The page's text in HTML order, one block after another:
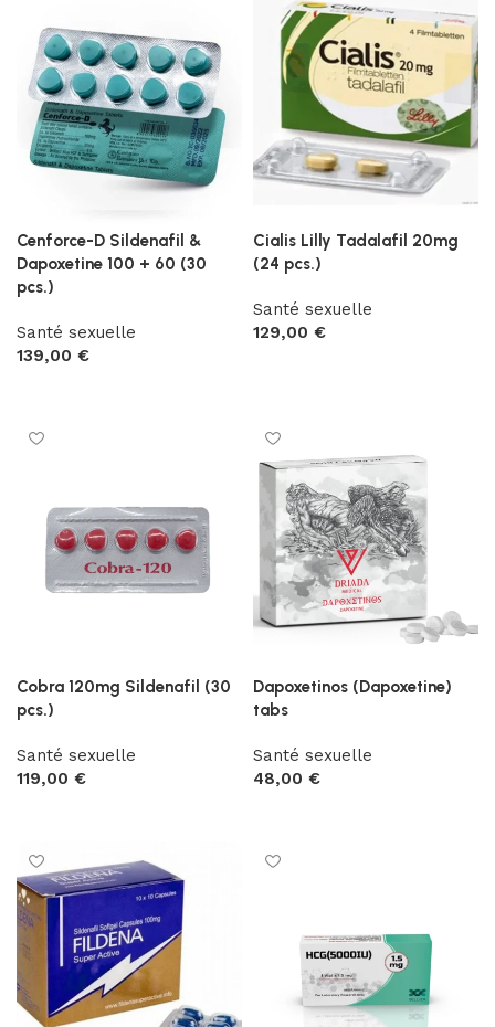
Cenforce-D Sildenafil &
Dapoxetine 100 + 60 (30
pcs.)
Santé sexuelle
139,00 €
Cialis Lilly Tadalafil 20mg
(24 pcs.)
Santé sexuelle
129,00 €
Cobra 120mg Sildenafil (30
pcs.)
Santé sexuelle
119,00 €
Dapoxetinos (Dapoxetine)
tabs
Santé sexuelle
48,00 €